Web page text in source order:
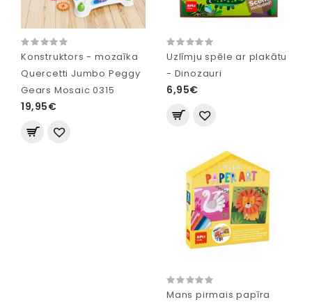
Konstruktors - mozaīka
Quercetti Jumbo Peggy
Gears Mosaic 0315
19,95€
Uzlīmju spēle ar plakātu
- Dinozauri
6,95€
Mans pirmais papīra